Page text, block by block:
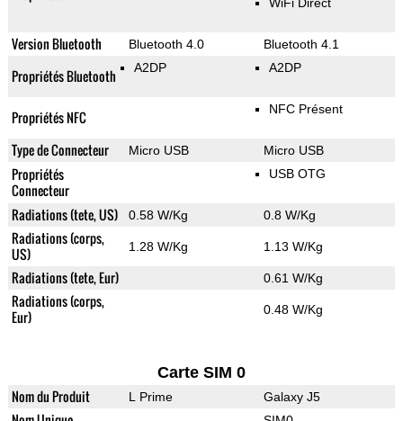
Version Bluetooth Bluetooth 4.0 Bluetooth 4.1
Propriétés Bluetooth A2DP A2DP
Propriétés NFC NFC Présent
Type de Connecteur Micro USB Micro USB
Propriétés
Connecteur
USB OTG
Radiations (tete, US) 0.58 W/Kg 0.8 W/Kg
Radiations (corps,
US)
1.28 W/Kg 1.13 W/Kg
Radiations (tete, Eur) 0.61 W/Kg
Radiations (corps,
Eur)
0.48 W/Kg
Carte SIM 0
Nom du Produit L Prime Galaxy J5